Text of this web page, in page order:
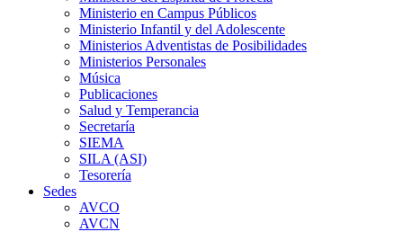
Ministerio en Campus Públicos
Ministerio Infantil y del Adolescente
Ministerios Adventistas de Posibilidades
Ministerios Personales
Música
Publicaciones
Salud y Temperancia
Secretaría
SIEMA
SILA (ASI)
Tesorería
Sedes
AVCO
AVCN